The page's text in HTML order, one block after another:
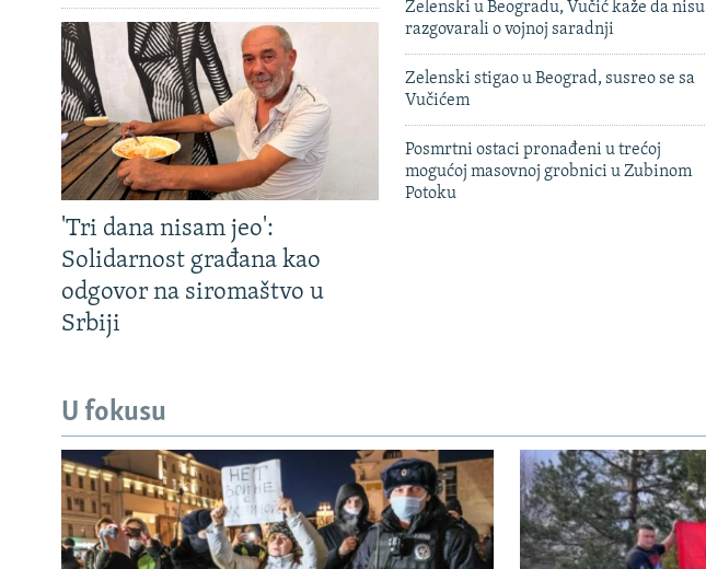
'Tri dana nisam jeo':
Solidarnost građana kao
odgovor na siromaštvo u
Srbiji
Zelenski u Beogradu, Vučić kaže da nisu
razgovarali o vojnoj saradnji
Zelenski stigao u Beograd, susreo se sa
Vučićem
Posmrtni ostaci pronađeni u trećoj
mogućoj masovnoj grobnici u Zubinom
Potoku
U fokusu